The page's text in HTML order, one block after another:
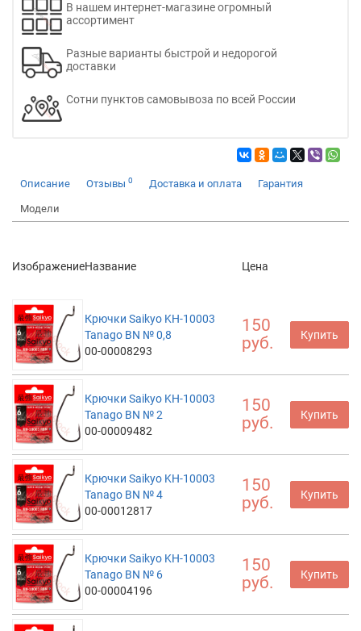
В нашем интернет-магазине огромный
ассортимент
Разные варианты быстрой и недорогой
доставки
Сотни пунктов самовывоза по всей России
Описание Отзывы 0 Доставка и оплата Гарантия
Модели
ИзображениеНазвание Цена
Крючки Saikyo KH-10003
Tanago BN № 0,8
00-00008293
150
руб.
Купить
Крючки Saikyo KH-10003
Tanago BN № 2
00-00009482
150
руб.
Купить
Крючки Saikyo KH-10003
Tanago BN № 4
00-00012817
150
руб.
Купить
Крючки Saikyo KH-10003
Tanago BN № 6
00-00004196
150
руб.
Купить